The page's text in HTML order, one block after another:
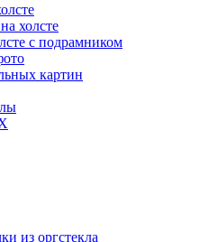
холсте
с подрамником
картин
из оргстекла